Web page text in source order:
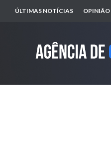
ÚLTIMAS NOTÍCIAS OPINIÃO